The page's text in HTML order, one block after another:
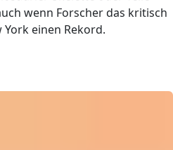
wenn Forscher das kritisch
York einen Rekord.